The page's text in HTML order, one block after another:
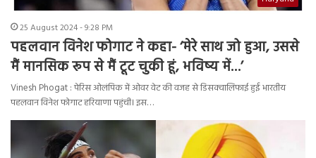
25 August 2024 - 9:28 PM
पहलवान विनेश फोगाट ने कहा- ‘मेरे साथ जो हुआ, उससे
मैं मानसिक रूप से मैं टूट चुकी हूं, भविष्य में…’
Vinesh Phogat : पेरिस ओलंपिक में ओवर वेट की वजह से डिसक्वालिफाई हुईं भारतीय
पहलवान विनेश फोगाट हरियाणा पहुंची। इस…